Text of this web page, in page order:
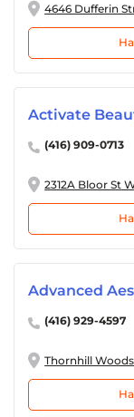
4646 Dufferin
Activate
(416) 909-0713
2312A Bloor St
Advanced
(416) 929-4597
Thornhill Woods